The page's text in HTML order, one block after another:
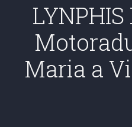
LYNPHIS
Maria a